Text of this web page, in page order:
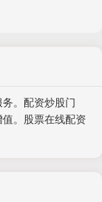
。配资炒股门
。股票在线配资